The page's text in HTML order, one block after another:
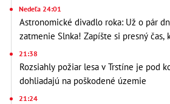
Nedeľa 24:01
Astronomické divadlo roka: Už o pár
zatmenie Slnka! Zapíšte si presný čas,
21:38
Rozsiahly požiar lesa v Trstíne je pod
dohliadajú na poškodené územie
21:24